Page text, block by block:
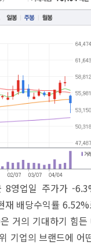
8영업일 주가가 -
재 배당수익률
거의 기대하기 힘
기업의 브랜드에 어